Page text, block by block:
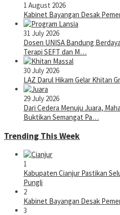
1 August 2026
Kabinet Bayangan Desak
31 July 2026
Dosen UNISA Bandung
Terapi SEFT dan M…
30 July 2026
LAZ Darul Hikam Gelar Khitan
29 July 2026
Dari Cedera Menuju Juara,
Buktikan Semangat Pa…
Trending This Week
1
Kabupaten Cianjur Pastikan
Pungli
2
Kabinet Bayangan Desak
3